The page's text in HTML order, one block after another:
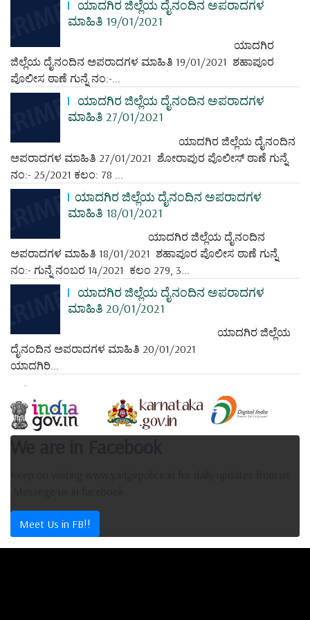
ಯಾದಗಿರ ಜಿಲ್ಲೆಯ ದೈನಂದಿನ ಅಪರಾದಗಳ
ಮಾಹಿತಿ 19/01/2021
ಯಾದಗಿರ
ಜಿಲ್ಲೆಯ ದೈನಂದಿನ ಅಪರಾದಗಳ ಮಾಹಿತಿ 19/01/2021 ಶಹಾಪೂರ
ಪೊಲೀಸ ಠಾಣೆ ಗುನ್ನೆ ನಂ:-...
ಯಾದಗಿರ ಜಿಲ್ಲೆಯ ದೈನಂದಿನ ಅಪರಾದಗಳ
ಮಾಹಿತಿ 27/01/2021
ಯಾದಗಿರ ಜಿಲ್ಲೆಯ ದೈನಂದಿನ
ಅಪರಾದಗಳ ಮಾಹಿತಿ 27/01/2021 ಶೋರಾಪುರ ಪೊಲೀಸ್ ಠಾಣೆ ಗುನ್ನೆ
ನಂ:- 25/2021 ಕಲಂ: 78 ...
ಯಾದಗಿರ ಜಿಲ್ಲೆಯ ದೈನಂದಿನ ಅಪರಾದಗಳ
ಮಾಹಿತಿ 18/01/2021
ಯಾದಗಿರ ಜಿಲ್ಲೆಯ ದೈನಂದಿನ
ಅಪರಾದಗಳ ಮಾಹಿತಿ 18/01/2021 ಶಹಾಪೂರ ಪೊಲೀಸ ಠಾಣೆ ಗುನ್ನೆ
ನಂ:- ಗುನ್ನೆ ನಂಬರ 14/2021 ಕಲಂ 279, 3...
ಯಾದಗಿರ ಜಿಲ್ಲೆಯ ದೈನಂದಿನ ಅಪರಾದಗಳ
ಮಾಹಿತಿ 20/01/2021
ಯಾದಗಿರ ಜಿಲ್ಲೆಯ
ದೈನಂದಿನ ಅಪರಾದಗಳ ಮಾಹಿತಿ 20/01/2021
ಯಾದಗಿರಿ...
Meet Us in FB!!